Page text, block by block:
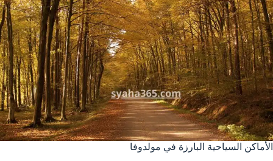
الأماكن السياحية البارزة في مولدوفا